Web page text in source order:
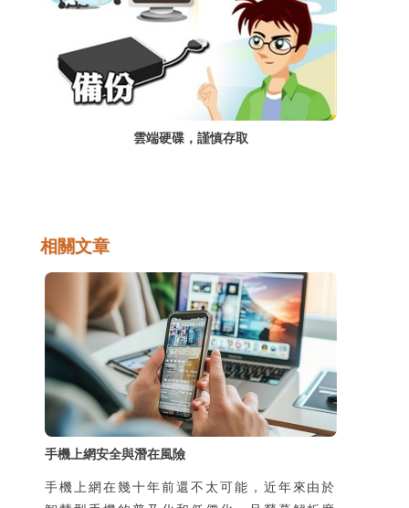
雲端硬碟，謹慎存取
相關文章
手機上網安全與潛在風險
手機上網在幾十年前還不太可能，近年來由於